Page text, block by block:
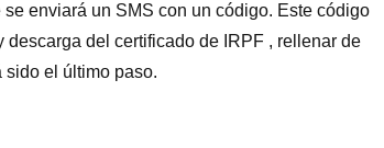
enviará un SMS con un código. Este código
del certificado de IRPF , rellenar de
sido el último paso.